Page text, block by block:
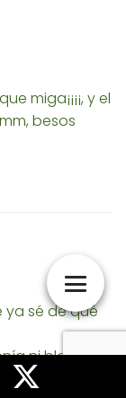
miga¡¡¡¡, y el
besos
ya sé de qué
ni blog,jeje.